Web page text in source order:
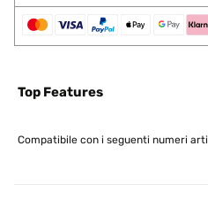
Top Features
Compatibile con i seguenti numeri